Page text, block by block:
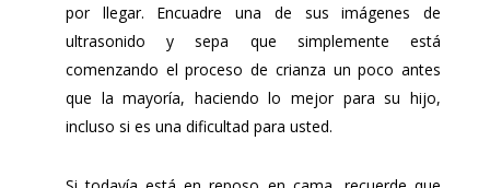
por llegar. Encuadre una de sus imágenes de
ultrasonido y sepa que simplemente está
comenzando el proceso de crianza un poco antes
que la mayoría, haciendo lo mejor para su hijo,
incluso si es una dificultad para usted.